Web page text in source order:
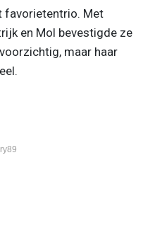
favorietentrio. Met
en Mol bevestigde ze
maar haar